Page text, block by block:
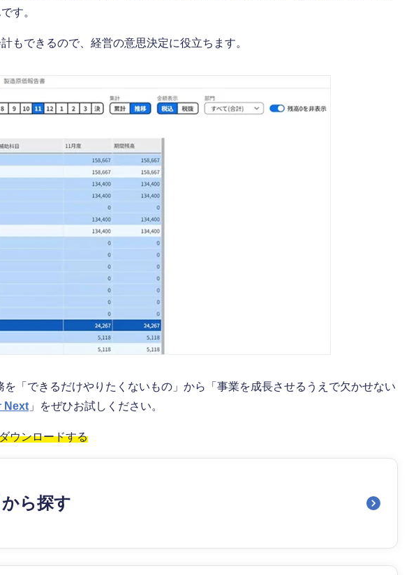
す。
もできるので、経営の意思決定に役立ちます。
を「できるだけやりたくないもの」から「事業を成長させるうえで欠かせない
Next 」をぜひお試しください。
ウンロードする
から探す